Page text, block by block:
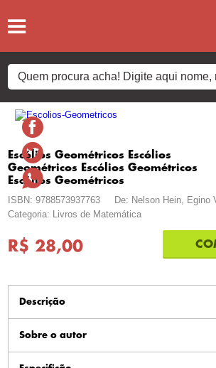
Escólios Geométricos Escólios
Geométricos Escólios Geométricos
Escólios Geométricos
ISBN: 9788573937763
De: Nelson Hein, Egino
Categoria: Livros de Matemática
R$ 28,00
Descrição
Sobre o autor